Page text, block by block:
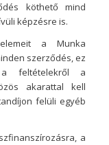
köthető mind
képzésre is.
a Munka
szerződés, ez
feltételekről a
akarattal kell
felüli egyéb
a